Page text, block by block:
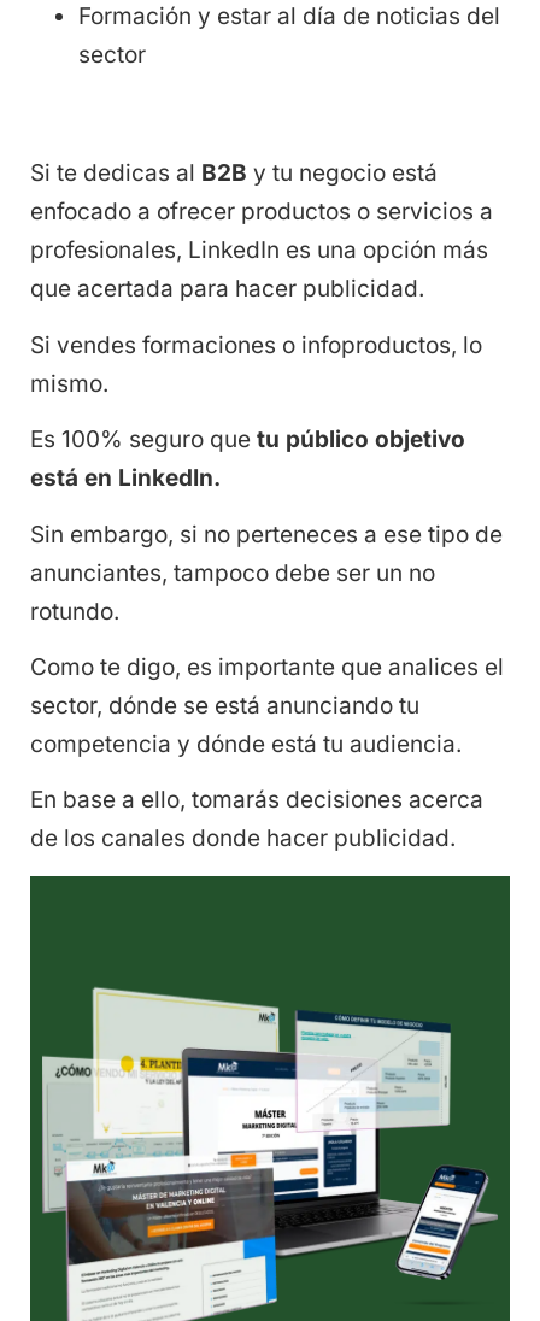
Formación y estar al día de noticias del
sector
Si te dedicas al B2B y tu negocio está
enfocado a ofrecer productos o servicios a
profesionales, LinkedIn es una opción más
que acertada para hacer publicidad.
Si vendes formaciones o infoproductos, lo
mismo.
Es 100% seguro que tu público objetivo
está en LinkedIn.
Sin embargo, si no perteneces a ese tipo de
anunciantes, tampoco debe ser un no
rotundo.
Como te digo, es importante que analices el
sector, dónde se está anunciando tu
competencia y dónde está tu audiencia.
En base a ello, tomarás decisiones acerca
de los canales donde hacer publicidad.